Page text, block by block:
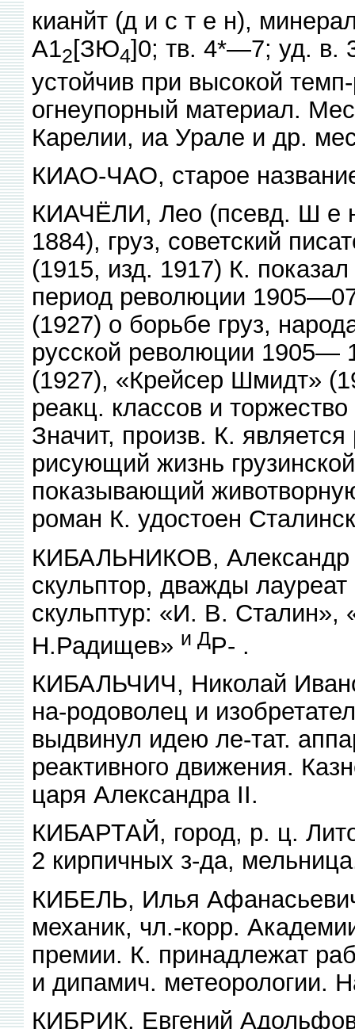
кианйт (д и с т е н),
А12[ЗЮ4]0; тв. 4*—7; уд. в.
устойчив при высокой
огнеупорный материал.
Карелии, иа Урале и др.
КИАО-ЧАО, старое
КИАЧЁЛИ, Лео (псевд. Ш е
1884), груз, советский
(1915, изд. 1917) К.
период революции
(1927) о борьбе груз,
русской революции 1905—
(1927), «Крейсер Шмидт»
реакц. классов и
Значит, произв. К.
рисующий жизнь
показывающий
роман К. удостоен
КИБАЛЬНИКОВ, Александр
скульптор, дважды
скульптур: «И. В.
Н.Радищев» и ДР- .
КИБАЛЬЧИЧ, Николай
на-родоволец и
выдвинул идею ле-тат.
реактивного движения.
царя Александра II.
КИБАРТАЙ, город, р. ц.
2 кирпичных з-да,
КИБЕЛЬ, Илья
механик, чл.-корр.
премии. К. принадлежат
и дипамич. метеорологии.
КИБРИК, Евгений